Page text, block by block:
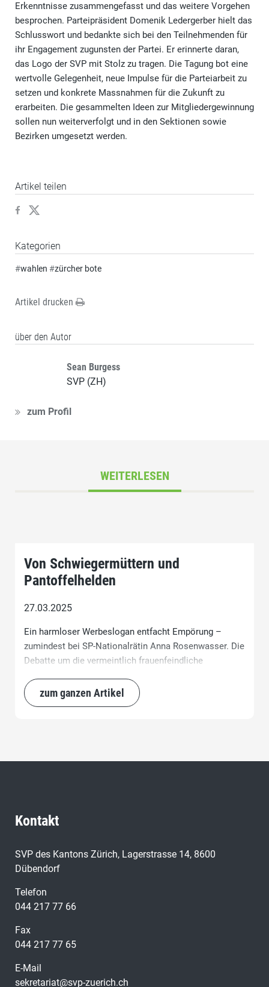
Erkenntnisse zusammengefasst und das weitere Vorgehen
besprochen. Parteipräsident Domenik Ledergerber hielt das
Schlusswort und bedankte sich bei den Teilnehmenden für
ihr Engagement zugunsten der Partei. Er erinnerte daran,
das Logo der SVP mit Stolz zu tragen. Die Tagung bot eine
wertvolle Gelegenheit, neue Impulse für die Parteiarbeit zu
setzen und konkrete Massnahmen für die Zukunft zu
erarbeiten. Die gesammelten Ideen zur Mitgliedergewinnung
sollen nun weiterverfolgt und in den Sektionen sowie
Bezirken umgesetzt werden.
Artikel teilen
Kategorien
#wahlen #zürcher bote
Artikel drucken
über den Autor
Sean Burgess
SVP (ZH)
zum Profil
WEITERLESEN
Von Schwiegermüttern und
Pantoffelhelden
27.03.2025
Ein harmloser Werbeslogan entfacht Empörung –
zumindest bei SP-Nationalrätin Anna Rosenwasser. Die
Debatte um die vermeintlich frauenfeindliche
Doppelmoral. Während Schwiegermütter als überholtes
Stereotyp kritisiert werden, bleibt ein eigener Fehltritt
zum ganzen Artikel
Kontakt
SVP des Kantons Zürich, Lagerstrasse 14, 8600
Dübendorf
Telefon
044 217 77 66
Fax
044 217 77 65
E-Mail
sekretariat@svp-zuerich.ch